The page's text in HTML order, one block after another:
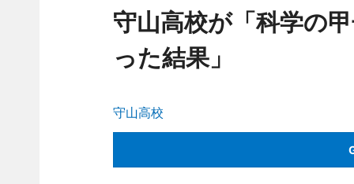
守山高校が「科学の
った結果」
守山高校